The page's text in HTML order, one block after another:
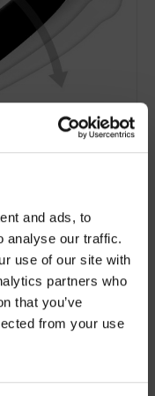
and ads, to
analyse our traffic.
use of our site with
partners who
that you’ve
from your use
das 16:00 h.